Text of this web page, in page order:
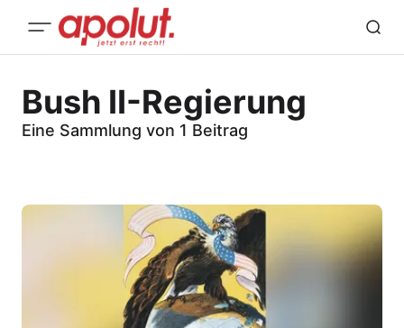
Bush II-Regierung
Eine Sammlung von 1 Beitrag